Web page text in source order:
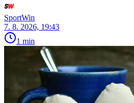
SportWin
7. 8. 2026, 19:43
1 min